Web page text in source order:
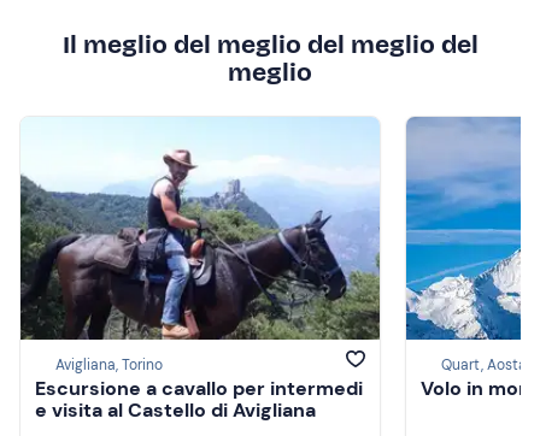
Il meglio del meglio del meglio del
meglio
Avigliana, Torino
Escursione a cavallo per intermedi
e visita al Castello di Avigliana
Quart, Aosta
Volo in